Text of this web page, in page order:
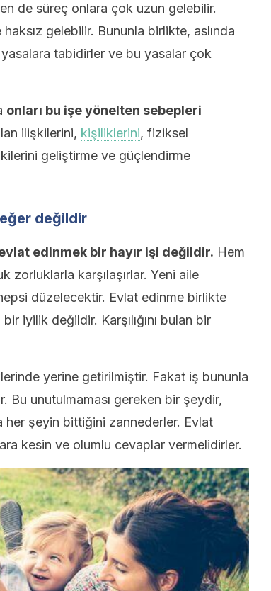
de süreç onlara çok uzun gelebilir.
gelebilir. Bununla birlikte, aslında
tabidirler ve bu yasalar çok
onları bu işe yönelten sebepleri
ilişkilerini, kişiliklerini, fiziksel
geliştirme ve güçlendirme
değildir
edinmek bir hayır işi değildir. Hem
zorluklarla karşılaşırlar. Yeni aile
düzelecektir. Evlat edinme birlikte
iyilik değildir. Karşılığını bulan bir
yerine getirilmiştir. Fakat iş bununla
Bu unutulmaması gereken bir şeydir,
her şeyin bittiğini zannederler. Evlat
kesin ve olumlu cevaplar vermelidirler.